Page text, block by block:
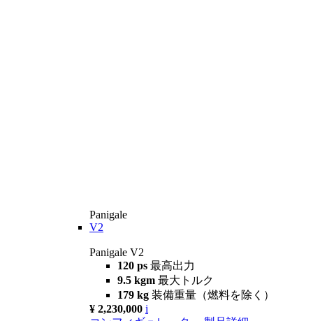
Panigale
V2
Panigale V2
120 ps 最高出力
9.5 kgm 最大トルク
179 kg 装備重量（燃料を除く）
¥ 2,230,000 i